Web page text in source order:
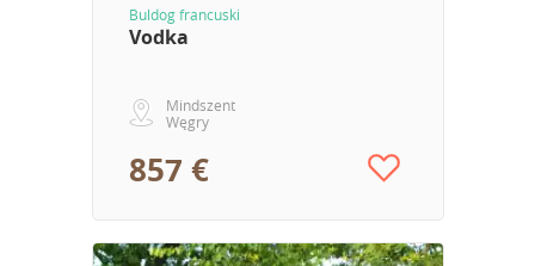
Buldog francuski
Vodka
Mindszent
Węgry
857 €